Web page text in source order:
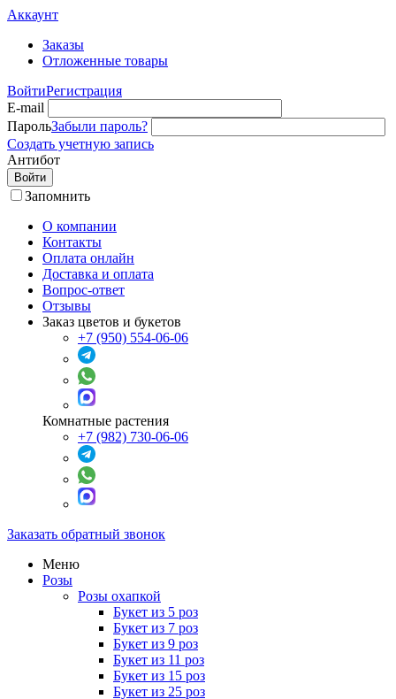
Аккаунт
Заказы
Отложенные товары
ВойтиРегистрация
E-mail
ПарольЗабыли пароль?
Создать учетную запись
Антибот
Войти
Запомнить
О компании
Контакты
Оплата онлайн
Доставка и оплата
Вопрос-ответ
Отзывы
Заказ цветов и букетов
+7 (950) 554-06-06
Комнатные растения
+7 (982) 730-06-06
Заказать обратный звонок
Меню
Розы
Розы охапкой
Букет из 5 роз
Букет из 7 роз
Букет из 9 роз
Букет из 11 роз
Букет из 15 роз
Букет из 25 роз